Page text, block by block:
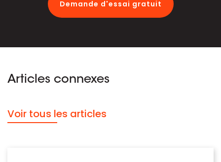
Demande d'essai gratuit
Articles connexes
Voir tous les articles